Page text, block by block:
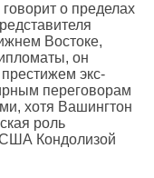
о пределах
Востоке,
он
экс-
переговорам
хотя Вашингтон
роль
США Кондолизой